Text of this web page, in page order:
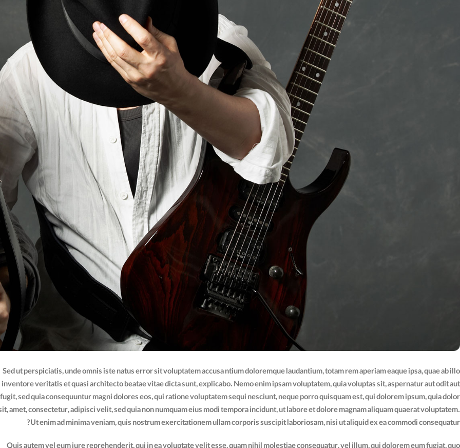
Sed ut perspiciatis, unde omnis iste natus error sit voluptatem accusa ntium doloremque laudantium, totam rem aperiam eaque ipsa, quae ab illo
inventore veritatis et quasi architecto beatae vitae dicta sunt, explicabo. Nemo enim ipsam voluptatem, quia voluptas sit, aspernatur aut odit aut
fugit, sed quia consequuntur magni dolores eos, qui ratione voluptatem sequi nesciunt, neque porro quisquam est, qui dolorem ipsum, quia dolor
amet, consectetur, adipisci velit, sed quia non numquam eius modi tempora incidunt, ut labore et dolore magnam aliquam quaerat voluptatem.
Ut enim ad minima veniam, quis nostrum exercitationem ullam corporis suscipit laboriosam, nisi ut aliquid ex ea commodi consequatur?